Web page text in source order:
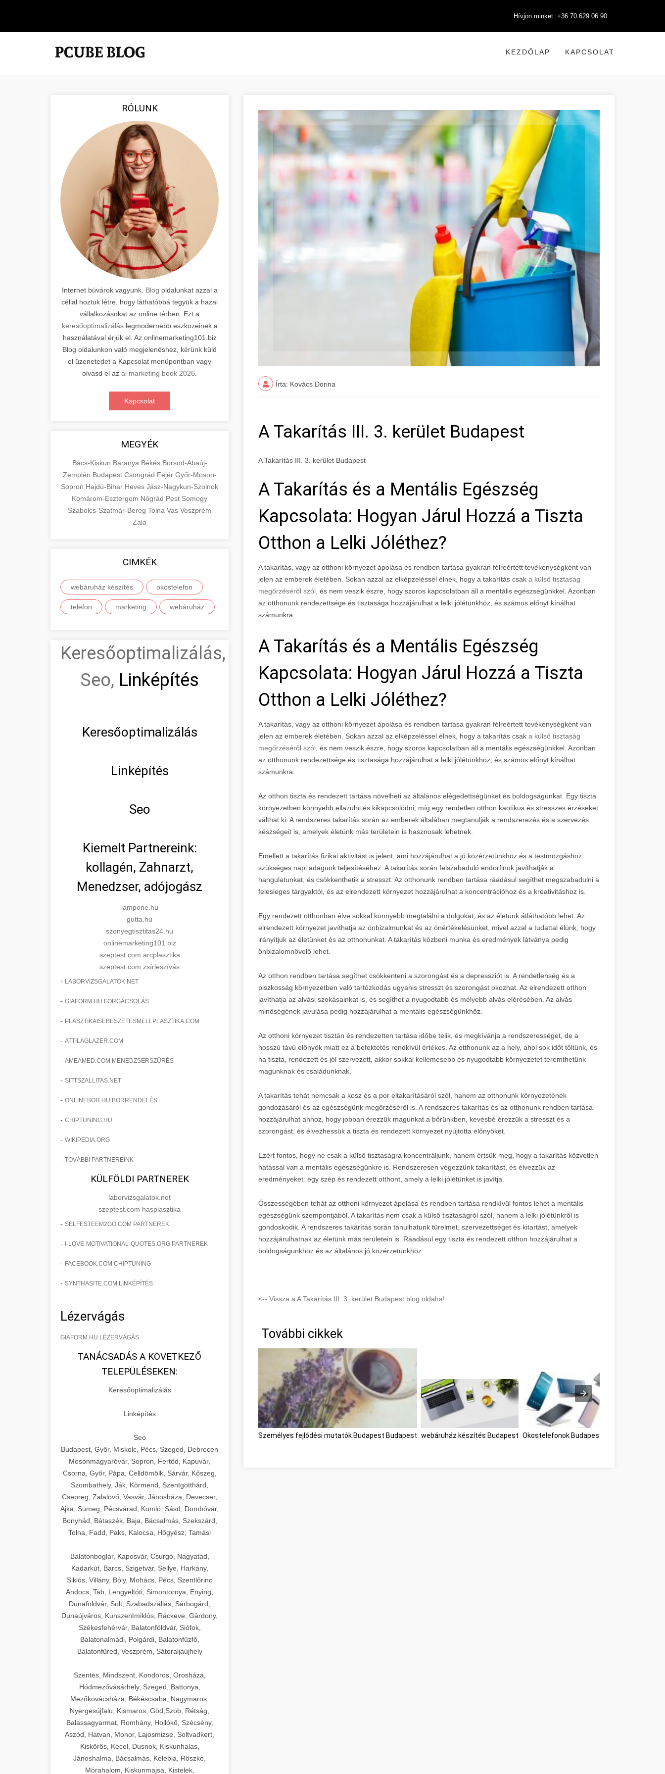
Hívjon minket: +36 70 629 06 90
KEZDŐLAP KAPCSOLAT
RÓLUNK
Internet búvárok vagyunk. Blog oldalunkat azzal a
céllal hoztuk létre, hogy láthatóbbá tegyük a hazai
vállalkozásokat az online térben. Ezt a
keresőoptimalizáláslegmodernebb eszközeinek a
használatával érjük el. Az onlinemarketing101.biz
Blog oldalunkon való megjelenéshez, kérünk küld
el üzenetedet a Kapcsolat menüpontban vagy
olvasd el az ai marketing book 2026
Kapcsolat
MEGYÉK
Bács-Kiskun Baranya Békés Borsod-Abaúj-
Zemplén Budapest Csongrád Fejér Győr-Moson-
Sopron Hajdú-Bihar Heves Jász-Nagykun-Szolnok
Komárom-Esztergom Nógrád Pest Somogy
Szabolcs-Szatmár-Bereg Tolna Vas Veszprém
Zala
CIMKÉK
webáruház készítés okostelefon
telefon marketing webáruház
Keresőoptimalizálás,
Seo, Linképítés
Keresőoptimalizálás
Linképítés
Seo
Kiemelt Partnereink:
kollagén, Zahnarzt,
Menedzser, adójogász
lampone.hu
gutta.hu
szonyegtisztitas24.hu
onlinemarketing101.biz
szeptest.com arcplasztika
szeptest.com zsírleszívás
- LABORVIZSGALATOK.NET
- GIAFORM.HU FORGÁCSOLÁS
- PLASZTIKAISEBESZETESMELLPLASZTIKA.COM
- ATTILAGLAZER.COM
- AMEAMED.COM MENEDZSERSZŰRÉS
- SITTSZALLITAS.NET
- ONLINEBOR.HU BORRENDELÉS
- CHIPTUNING.HU
- WIKIPEDIA.ORG
- TOVÁBBI PARTNEREINK
KÜLFÖLDI PARTNEREK
laborvizsgalatok.net
szeptest.com hasplasztika
- SELFESTEEM2GO.COM PARTNEREK
- I-LOVE-MOTIVATIONAL-QUOTES.ORG PARTNEREK
- FACEBOOK.COM CHIPTUNING
- SYNTHASITE.COM LINKÉPÍTÉS
Lézervágás
GIAFORM.HU LÉZERVÁGÁS
TANÁCSADÁS A KÖVETKEZŐ
TELEPÜLÉSEKEN:
Keresőoptimalizálás
Linképítés
Seo
Budapest, Győr, Miskolc, Pécs, Szeged, Debrecen
Mosonmagyaróvár, Sopron, Fertőd, Kapuvár,
Csorna, Győr, Pápa, Celldömölk, Sárvár, Kőszeg,
Szombathely, Ják, Körmend, Szentgotthárd,
Csepreg, Zalalövő, Vasvár, Jánosháza, Devecser,
Ajka, Sümeg, Pécsvárad, Komló, Sásd, Dombóvár,
Bonyhád, Bátaszék, Baja, Bácsalmás, Szekszárd,
Tolna, Fadd, Paks, Kalocsa, Hőgyész, Tamási
Balatonboglár, Kaposvár, Csurgó, Nagyatád,
Kadarkút, Barcs, Szigetvár, Sellye, Harkány,
Siklós, Villány, Bóly, Mohács, Pécs, Szentlőrinc
Andocs, Tab, Lengyeltóti, Simontornya, Enying,
Dunaföldvár, Solt, Szabadszállás, Sárbogárd,
Dunaújváros, Kunszentmiklós, Ráckeve, Gárdony,
Székesfehérvár, Balatonföldvár, Siófok,
Balatonalmádi, Polgárdi, Balatonfűzfő,
Balatonfüred, Veszprém, Sátoraljaújhely
Szentes, Mindszent, Kondoros, Orosháza,
Hódmezővásárhely, Szeged, Battonya,
Mezőkovácsháza, Békéscsaba, Nagymaros,
Nyergesújfalu, Kismaros, Göd,Szob, Rétság,
Balassagyarmat, Romhány, Hollókő, Szécsény,
Aszód, Hatvan, Monor, Lajosmizse, Soltvadkert,
Kiskőrös, Kecel, Dusnok, Kiskunhalas,
Jánoshalma, Bácsalmás, Kelebia, Röszke,
Mórahalom, Kiskunmajsa, Kistelek,
Írta: Kovács Dorina
A Takarítás III. 3. kerület Budapest
A Takarítás III. 3. kerület Budapest
A Takarítás és a Mentális Egészség
Kapcsolata: Hogyan Járul Hozzá a Tiszta
Otthon a Lelki Jóléthez?
A takarítás, vagy az otthoni környezet ápolása és rendben tartása gyakran félreértett tevékenységként van
jelen az emberek életében. Sokan azzal az elképzeléssel élnek, hogy a takarítás csak a külső tisztaság
megőrzéséről szól, és nem veszik észre, hogy szoros kapcsolatban áll a mentális egészségünkkel. Azonban
az otthonunk rendezettsége és tisztasága hozzájárulhat a lelki jólétünkhöz, és számos előnyt kínálhat
számunkra.
A Takarítás és a Mentális Egészség
Kapcsolata: Hogyan Járul Hozzá a Tiszta
Otthon a Lelki Jóléthez?
A takarítás, vagy az otthoni környezet ápolása és rendben tartása gyakran félreértett tevékenységként van
jelen az emberek életében. Sokan azzal az elképzeléssel élnek, hogy a takarítás csak a külső tisztaság
megőrzéséről szól, és nem veszik észre, hogy szoros kapcsolatban áll a mentális egészségünkkel. Azonban
az otthonunk rendezettsége és tisztasága hozzájárulhat a lelki jólétünkhöz, és számos előnyt kínálhat
számunkra.
Az otthon tiszta és rendezett tartása növelheti az általános elégedettségünket és boldogságunkat. Egy tiszta
környezetben könnyebb ellazulni és kikapcsolódni, míg egy rendetlen otthon kaotikus és stresszes érzéseket
válthat ki. A rendszeres takarítás során az emberek általában megtanulják a rendszerezés és a szervezés
készségeit is, amelyek életünk más területein is hasznosak lehetnek.
Emellett a takarítás fizikai aktivitást is jelent, ami hozzájárulhat a jó közérzetünkhöz és a testmozgáshoz
szükséges napi adagunk teljesítéséhez. A takarítás során felszabaduló endorfinok javíthatják a
hangulatunkat, és csökkenthetik a stresszt. Az otthonunk rendben tartása ráadásul segíthet megszabadulni a
felesleges tárgyaktól, és az elrendezett környezet hozzájárulhat a koncentrációhoz és a kreativitáshoz is.
Egy rendezett otthonban élve sokkal könnyebb megtalálni a dolgokat, és az életünk átláthatóbb lehet. Az
elrendezett környezet javíthatja az önbizalmunkat és az önértékelésünket, mivel azzal a tudattal élünk, hogy
irányítjuk az életünket és az otthonunkat. A takarítás közbeni munka és eredmények látványa pedig
önbizalomnövelő lehet.
Az otthon rendben tartása segíthet csökkenteni a szorongást és a depressziót is. A rendetlenség és a
piszkosság környezetben való tartózkodás ugyanis stresszt és szorongást okozhat. Az elrendezett otthon
javíthatja az alvási szokásainkat is, és segíthet a nyugodtabb és mélyebb alvás elérésében. Az alvás
minőségének javulása pedig hozzájárulhat a mentális egészségünkhöz.
Az otthoni környezet tisztán és rendezetten tartása időbe telik, és megkívánja a rendszerességet, de a
hosszú távú előnyök miatt ez a befektetés rendkívül értékes. Az otthonunk az a hely, ahol sok időt töltünk, és
ha tiszta, rendezett és jól szervezett, akkor sokkal kellemesebb és nyugodtabb környezetet teremthetünk
magunknak és családunknak.
A takarítás tehát nemcsak a kosz és a por eltakarításáról szól, hanem az otthonunk környezetének
gondozásáról és az egészségünk megőrzéséről is. A rendszeres takarítás és az otthonunk rendben tartása
hozzájárulhat ahhoz, hogy jobban érezzük magunkat a bőrünkben, kevésbé érezzük a stresszt és a
szorongást, és élvezhessük a tiszta és rendezett környezet nyújtotta előnyöket.
Ezért fontos, hogy ne csak a külső tisztaságra koncentráljunk, hanem értsük meg, hogy a takarítás közvetlen
hatással van a mentális egészségünkre is. Rendszeresen végezzünk takarítást, és élvezzük az
eredményeket: egy szép és rendezett otthont, amely a lelki jólétünket is javítja.
Összességében tehát az otthoni környezet ápolása és rendben tartása rendkívül fontos lehet a mentális
egészségünk szempontjából. A takarítás nem csak a külső tisztaságról szól, hanem a lelki jólétünkről is
gondoskodik. A rendszeres takarítás során tanulhatunk türelmet, szervezettséget és kitartást, amelyek
hozzájárulhatnak az életünk más területein is. Ráadásul egy tiszta és rendezett otthon hozzájárulhat a
boldogságunkhoz és az általános jó közérzetünkhöz.
<-- Vissza a A Takarítás III. 3. kerület Budapest blog oldalra!
További cikkek
Személyes fejlődési mutatók Budapest Budapest webáruház készítés Budapest Okostelefonok Budapest Budapest